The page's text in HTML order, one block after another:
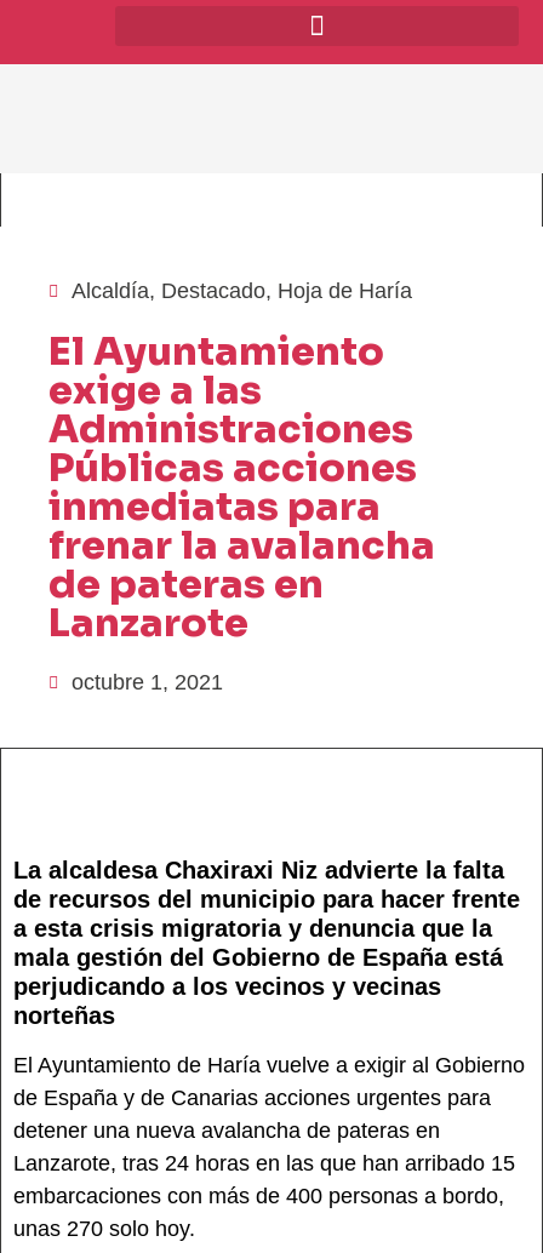
Alcaldía, Destacado, Hoja de Haría
El Ayuntamiento
exige a las
Administraciones
Públicas acciones
inmediatas para
frenar la avalancha
de pateras en
Lanzarote
octubre 1, 2021
La alcaldesa Chaxiraxi Niz advierte la falta
de recursos del municipio para hacer frente
a esta crisis migratoria y denuncia que la
mala gestión del Gobierno de España está
perjudicando a los vecinos y vecinas
norteñas
El Ayuntamiento de Haría vuelve a exigir al Gobierno
de España y de Canarias acciones urgentes para
detener una nueva avalancha de pateras en
Lanzarote, tras 24 horas en las que han arribado 15
embarcaciones con más de 400 personas a bordo,
unas 270 solo hoy.